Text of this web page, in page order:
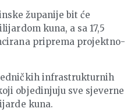
županije bit će
kuna, a sa 17,5
priprema projektno-
infrastrukturnih
objedinjuju sve sjeverne
kuna.